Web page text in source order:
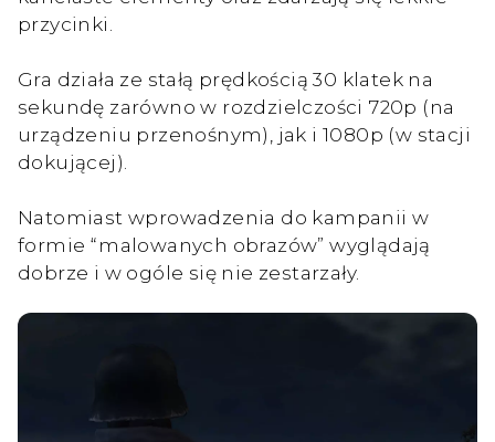
przycinki.
Gra działa ze stałą prędkością 30 klatek na
sekundę zarówno w rozdzielczości 720p (na
urządzeniu przenośnym), jak i 1080p (w stacji
dokującej).
Natomiast wprowadzenia do kampanii w
formie “malowanych obrazów” wyglądają
dobrze i w ogóle się nie zestarzały.